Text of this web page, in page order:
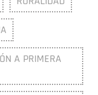
A PRIMERA